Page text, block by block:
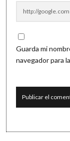
Guarda mi
navegador para